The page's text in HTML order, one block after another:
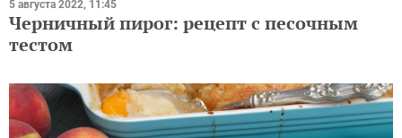
5 августа 2022, 11:45
Черничный пирог: рецепт с песочным
тестом